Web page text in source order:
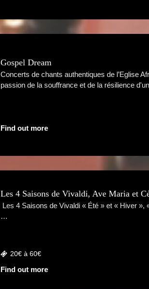
Gospel Dream
Concerts de chants authentiques de l’Eglise
passion de la souffrance et de la résilience
Find out more
Les 4 Saisons de Vivaldi, Ave Maria et
Les 4 Saisons de Vivaldi « Été » et « Hiver
…
20€ à 60€
Find out more